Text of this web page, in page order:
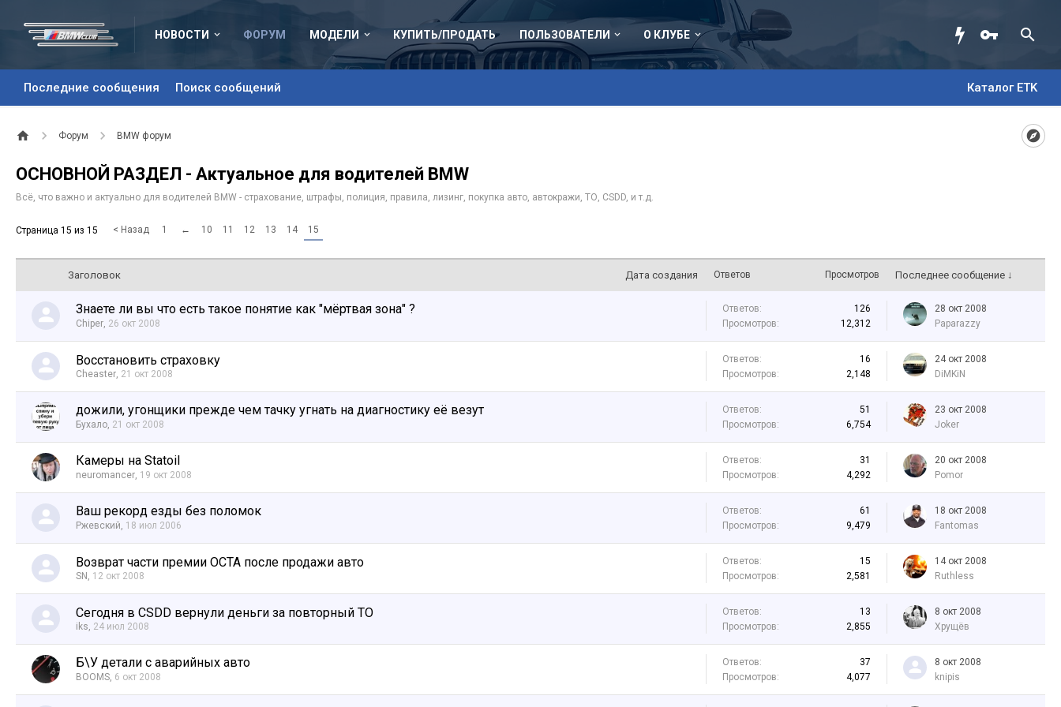
НОВОСТИ ФОРУМ
Последние сообщения Поиск сообщений Каталог ETK
МОДЕЛИ КУПИТЬ/ПРОДАТЬ ПОЛЬЗОВАТЕЛИ О КЛУБЕ
Форум BMW форум
ОСНОВНОЙ РАЗДЕЛ - Актуальное для водителей BMW
Всё, что важно и актуально для водителей BMW - страхование, штрафы, полиция, правила, лизинг, покупка авто, автокражи, ТО, CSDD, и т.д.
Страница 15 из 15 < Назад 1 ← 10 11 12 13 14 15
Заголовок Дата создания Ответов Просмотров Последнее сообщение ↓
Знаете ли вы что есть такое понятие как "мёртвая зона" ?
Chiper, 26 окт 2008
Ответов:
126
Просмотров:
12,312
28 окт 2008
Paparazzy
Восстановить страховку
Cheaster, 21 окт 2008
Ответов:
16
Просмотров:
2,148
24 окт 2008
DiMKiN
дожили, угонщики прежде чем тачку угнать на диагностику её везут
Бухало, 21 окт 2008
Ответов:
51
Просмотров:
6,754
23 окт 2008
Joker
Камеры на Statoil
neuromancer, 19 окт 2008
Ответов:
31
Просмотров:
4,292
20 окт 2008
Pomor
Ваш рекорд езды без поломок
Ржевский, 18 июл 2006
Ответов:
61
Просмотров:
9,479
18 окт 2008
Fantomas
Возврат части премии OCTA после продажи авто
SN , 12 окт 2008
Ответов:
15
Просмотров:
2,581
14 окт 2008
Ruthless
Сегодня в CSDD вернули деньги за повторный ТО
iks, 24 июл 2008
Ответов:
13
Просмотров:
2,855
8 окт 2008
Хрущёв
Б\У детали с аварийных авто
BOOMS, 6 окт 2008
Ответов:
37
Просмотров:
4,077
8 окт 2008
knipis